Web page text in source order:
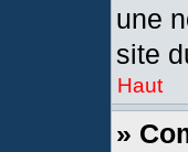
une
site
Haut
»